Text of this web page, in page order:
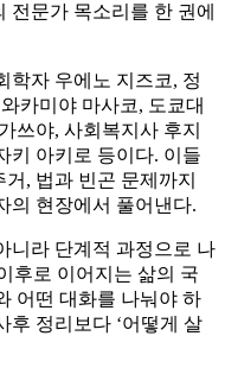
전문가 목소리를 한 권에
학자 우에노 지즈코, 정
카미야 마사코, 도쿄대
쓰야, 사회복지사 후지
키 아키로 등이다. 이들
, 법과 빈곤 문제까지
의 현장에서 풀어낸다.
니라 단계적 과정으로 나
후로 이어지는 삶의 국
어떤 대화를 나눠야 하
후 정리보다 ‘어떻게 살